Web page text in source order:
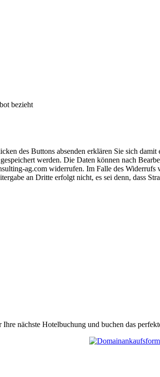
bezieht
des Buttons absenden erklären Sie sich
werden. Die Daten können nach
ag.com widerrufen. Im Falle des Widerrufs
an Dritte erfolgt nicht, es sei denn, dass
nächste Hotelbuchung und buchen das